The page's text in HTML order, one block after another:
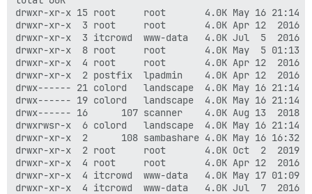
DISCOURSE_SMTP_PASSWORD:
#DISCOURSE_SMTP_ENABLE_START_TLS: true
## El correo electrónico de Lets Encrypt te
  LETSENCRYPT_ACCOUNT_EMAIL: XXX@commedia.org.uk
## La dirección CDN para esta instancia de
  #DISCOURSE_CDN_URL: //discourse-cdn.example.com
## Estos contenedores son sin estado; todos los datos
volumes:
  - volume:
      host: /var/discourse/shared/standalone
      guest: /shared
  - volume:
drwxr-xr-x 15 root     root       4.0K May 16 21:14 .
drwxr-xr-x  3 root     root       4.0K Apr 12  2016
drwxr-xr-x  3 itcrowd  www-data   4.0K Jul  5  2016
drwxr-xr-x  8 root     root       4.0K May  5 01:13
drwxr-xr-x  4 root     root       4.0K Apr 12  2016
drwxr-xr-x  2 postfix  lpadmin    4.0K Apr 12  2016
drwx------ 21 colord   landscape  4.0K May 16 21:14
drwx------ 19 colord   landscape  4.0K May 16 21:14
drwx------ 16      107 scanner    4.0K Aug 13  2018
drwxrwsr-x  6 colord   landscape  4.0K May 16 21:14
drwxr-xr-x  2      108 sambashare 4.0K May 16 16:32
drwxr-xr-x  2 root     root       4.0K Oct  2  2019
drwxr-xr-x  4 root     root       4.0K Apr 12  2016
drwxr-xr-x  4 itcrowd  www-data   4.0K May 17 01:09